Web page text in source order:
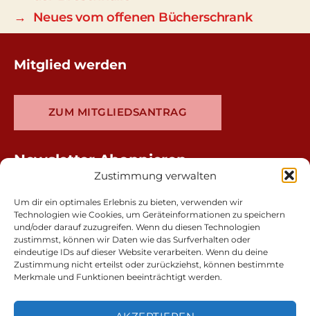
Zustimmung verwalten
Um dir ein optimales Erlebnis zu bieten, verwenden wir
Technologien wie Cookies, um Geräteinformationen zu speichern
und/oder darauf zuzugreifen. Wenn du diesen Technologien
zustimmst, können wir Daten wie das Surfverhalten oder
eindeutige IDs auf dieser Website verarbeiten. Wenn du deine
Zustimmung nicht erteilst oder zurückziehst, können bestimmte
Merkmale und Funktionen beeinträchtigt werden.
→
Neues vom offenen Bücherschrank
Mitglied werden
ZUM MITGLIEDSANTRAG
Newsletter Abonnieren